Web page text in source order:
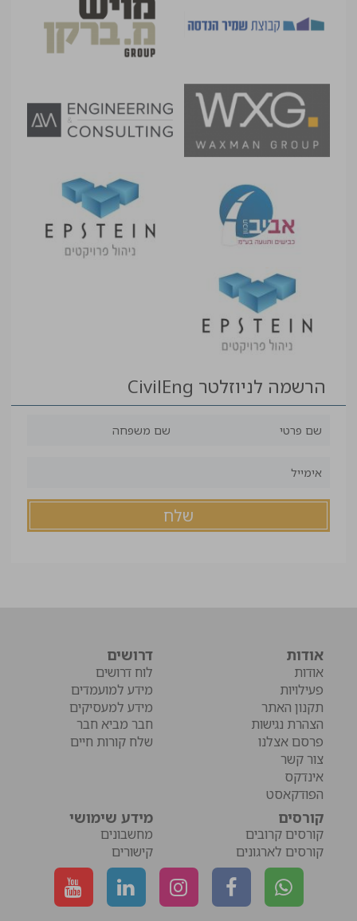
הרשמה לניוזלטר CivilEng
אודות
אודות
פעילויות
תקנון האתר
הצהרת נגישות
פרסם אצלנו
צור קשר
אינדקס
הפודקאסט
דרושים
לוח דרושים
מידע למועמדים
מידע למעסיקים
חבר מביא חבר
שלח קורות חיים
קורסים
קורסים קרובים
קורסים לארגונים
מידע שימושי
מחשבונים
קישורים